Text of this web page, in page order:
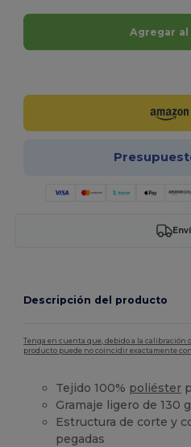
Agregar al
Descripción del producto
Tenga en cuenta que, debido a la calibración
producto puede no coincidir exactamente
Tejido 100% poliéster
Gramaje ligero de 130
Estructura de corte y
pegadas